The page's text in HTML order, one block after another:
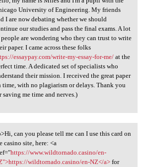
my name is Miles and I
University of Engineering. My friends
I are now debating whether we should
our studies and pass the final exams. A lot
are wondering who they can trust to write
paper. I came across these folks
essaypay.com/write-my-essay-for-me/at the
time. A dedicated set of specialists who
their mission. I received the great paper
time, with no plagiarism or delays. Thank you
saving me time and nerves.)
can you please tell me
can you please tell me can I use this card on
casino site, here: <a
https://www.wildtornado.casino/en-
wildtornado.casino/en-NZ</a>for